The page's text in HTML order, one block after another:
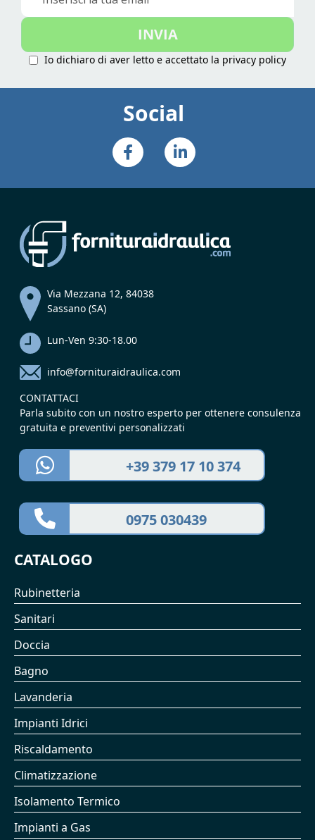
nostra
INVIA
Io dichiaro di aver letto e accettato la privacy policy
Social
Via Mezzana 12, 84038
Sassano (SA)
Lun-Ven 9:30-18.00
info@fornituraidraulica.com
CONTATTACI
Parla subito con un nostro esperto per ottenere consulenza
gratuita e preventivi personalizzati
+39 379 17 10 374
0975 030439
CATALOGO
Rubinetteria
Sanitari
Doccia
Bagno
Lavanderia
Impianti Idrici
Riscaldamento
Climatizzazione
Isolamento Termico
Impianti a Gas